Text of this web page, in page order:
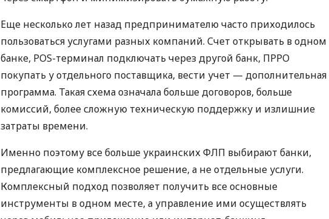
Еще несколько лет назад предпринимателю часто приходилось
пользоваться услугами разных компаний. Счет открывать в одном
банке, POS-терминал подключать через другой банк, ПРРО
покупать у отдельного поставщика, вести учет — дополнительная
программа. Такая схема означала больше договоров, больше
комиссий, более сложную техническую поддержку и излишние
затраты времени.
Именно поэтому все больше украинских ФЛП выбирают банки,
предлагающие комплексное решение, а не отдельные услуги.
Комплексный подход позволяет получить все основные
инструменты в одном месте, а управление ими осуществлять